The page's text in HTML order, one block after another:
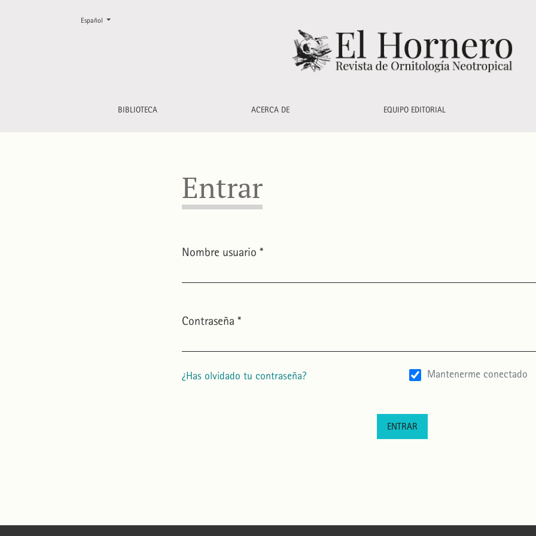
Entrar
BIBLIOTECA ACERCA DE EQUIPO EDITORIAL
Cambiar el idioma. El actual es:
Español
Entrar
Nombre usuario *
Contraseña *
¿Has olvidado tu contraseña? Mantenerme conectado
ENTRAR